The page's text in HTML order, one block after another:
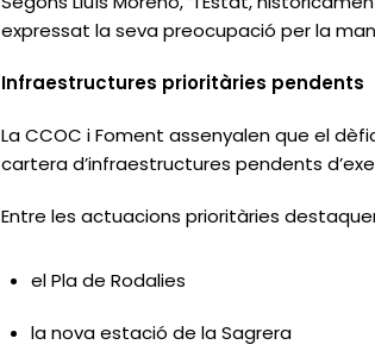
expressat la seva preocupació per la
Infraestructures prioritàries pendents
La CCOC i Foment assenyalen que el
cartera d’infraestructures pendents
Entre les actuacions prioritàries
el Pla de Rodalies
la nova estació de la Sagrera